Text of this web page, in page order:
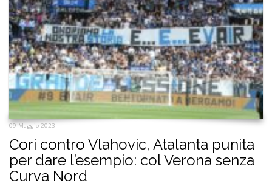
09 Maggio 2023
Cori contro Vlahovic, Atalanta punita
per dare l’esempio: col Verona senza
Curva Nord